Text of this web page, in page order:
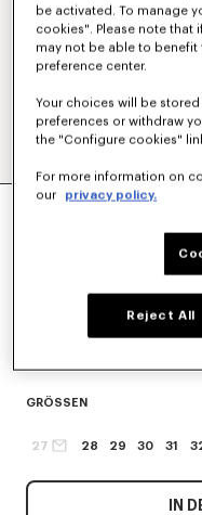
GERADE „KENZO
GRÖSSEN
27 28 29 30 31
IN
be activated. To manage
cookies". Please note that
may not be able to
preference center.
Your choices will be
preferences or withdraw
the "Configure cookies"
For more information on
our
privacy policy.
Reject All